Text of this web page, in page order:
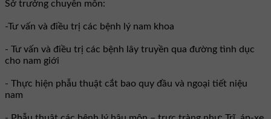
Sở trưởng chuyên môn:
-Tư vấn và điều trị các bệnh lý nam khoa
- Tư vấn và điều trị các bệnh lây truyền qua đường tình dục
cho nam giới
- Thực hiện phẫu thuật cắt bao quy đầu và ngoại tiết niệu
nam